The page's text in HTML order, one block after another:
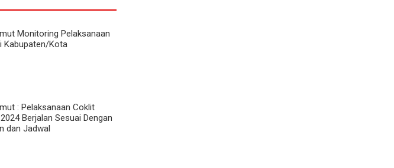
Monitoring Pelaksanaan
Kabupaten/Kota
: Pelaksanaan Coklit
Berjalan Sesuai Dengan
dan Jadwal